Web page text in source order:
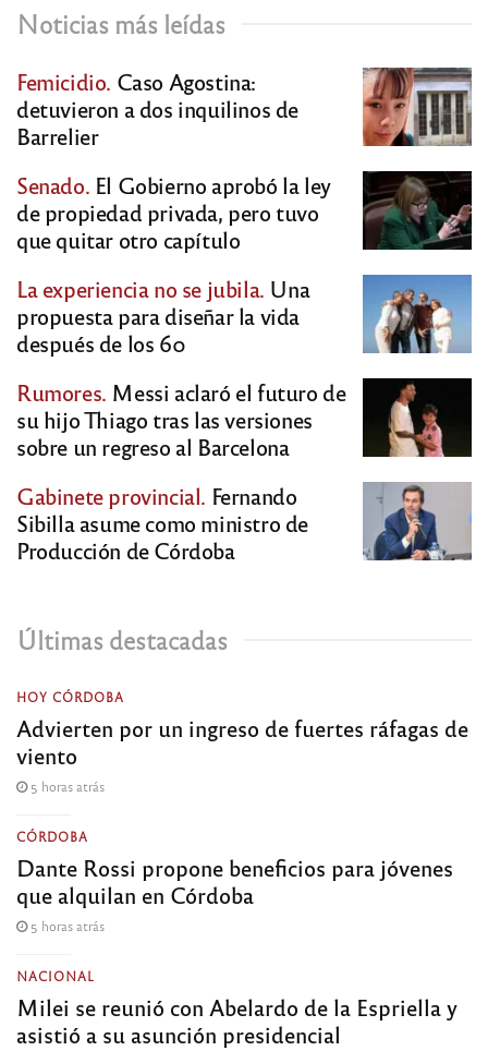
Noticias más leídas
Femicidio. Caso Agostina:
detuvieron a dos inquilinos de
Barrelier
Senado. El Gobierno aprobó la ley
de propiedad privada, pero tuvo
que quitar otro capítulo
La experiencia no se jubila. Una
propuesta para diseñar la vida
después de los 60
Rumores. Messi aclaró el futuro de
su hijo Thiago tras las versiones
sobre un regreso al Barcelona
Gabinete provincial. Fernando
Sibilla asume como ministro de
Producción de Córdoba
Últimas destacadas
HOY CÓRDOBA
Advierten por un ingreso de fuertes ráfagas de
viento
5 horas atrás
CÓRDOBA
Dante Rossi propone beneficios para jóvenes
que alquilan en Córdoba
5 horas atrás
NACIONAL
Milei se reunió con Abelardo de la Espriella y
asistió a su asunción presidencial